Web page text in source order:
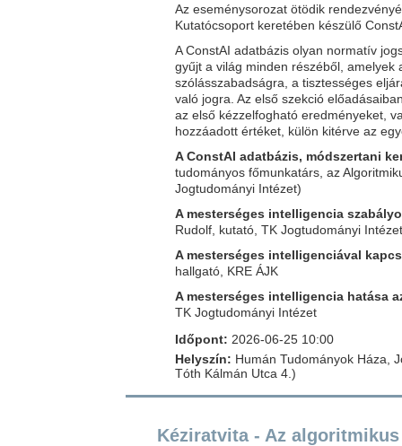
Az eseménysorozat ötödik
Kutatócsoport keretében készülő
A ConstAI adatbázis olyan normatív
gyűjt a világ minden részéből,
szólásszabadságra, a tisztességes
való jogra. Az első szekció
az első kézzelfogható eredményeket,
hozzáadott értéket, külön kitérve az
A ConstAI adatbázis, módszertani
tudományos főmunkatárs, az
Jogtudományi Intézet)
A mesterséges intelligencia
Rudolf, kutató, TK Jogtudományi Intézet
A mesterséges intelligenciával
hallgató, KRE ÁJK
A mesterséges intelligencia hatása
TK Jogtudományi Intézet
Időpont: 2026-06-25 10:00
Helyszín: Humán Tudományok Háza,
Tóth Kálmán Utca 4.)
Kéziratvita - Az